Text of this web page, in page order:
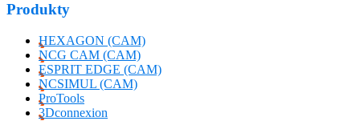
Produkty
HEXAGON (CAM)
NCG CAM (CAM)
ESPRIT EDGE (CAM)
NCSIMUL (CAM)
ProTools
3Dconnexion